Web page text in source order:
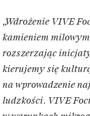
„Wdrożenie VIVE
kamieniem
rozszerzając
kierujemy się
na wprowadzenie
ludzkości. VIVE